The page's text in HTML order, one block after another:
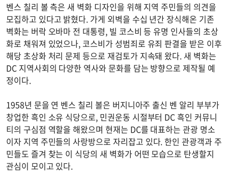
벤스 칠리 볼 측은 새 벽화 디자인을 위해 지역 주민들의 의견을
모집하고 있다고 밝혔다. 가게 외벽을 수십 년간 장식해온 기존
벽화는 버락 오바마 전 대통령, 빌 코스비 등 유명 인사들의 초상
화로 채워져 있었으나, 코스비가 성범죄로 유죄 판결을 받은 이후
해당 초상화 처리 문제 등으로 재검토가 지속돼 왔다. 새 벽화는
DC 지역사회의 다양한 역사와 문화를 담는 방향으로 제작될 예
정이다.
1958년 문을 연 벤스 칠리 볼은 버지니아주 출신 벤 알리 부부가
창업한 흑인 소유 식당으로, 민권운동 시절부터 DC 흑인 커뮤니
티의 구심점 역할을 해왔으며 현재는 DC를 대표하는 관광 명소
이자 지역 주민들의 사랑방으로 자리잡고 있다. 한인 관광객과 주
민들도 즐겨 찾는 이 식당의 새 벽화가 어떤 모습으로 탄생할지
관심이 모이고 있다.